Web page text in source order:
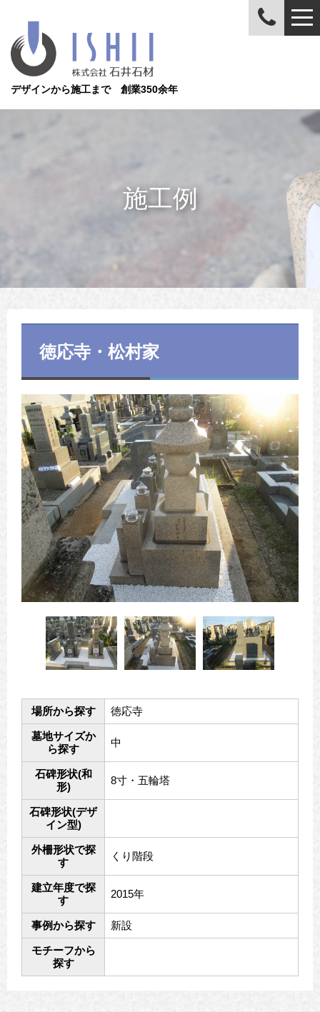
デザインから施工まで 創業350余年
施工例
徳応寺・松村家
場所から探す 徳応寺
墓地サイズか
ら探す
中
石碑形状(和
形)
8寸・五輪塔
石碑形状(デザ
イン型)
外柵形状で探
す
くり階段
建立年度で探
す
2015年
事例から探す 新設
モチーフから
探す